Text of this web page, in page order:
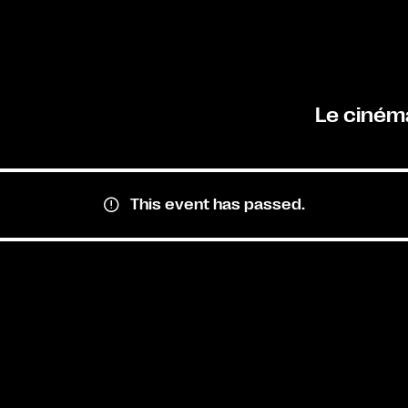
Le
This event has passed.